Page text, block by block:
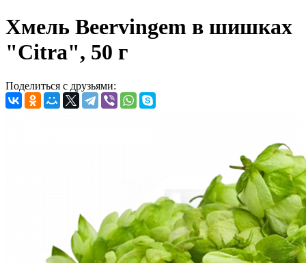
Хмель Beervingem в шишках
"Citra", 50 г
Поделиться с друзьями: